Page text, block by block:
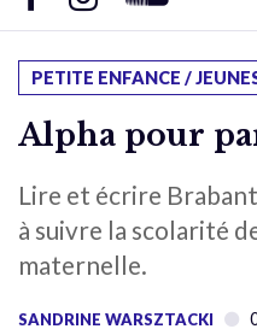
PETITE ENFANCE /
Alpha pour
Lire et écrire
à suivre la scolarité
maternelle.
SANDRINE WARSZTACKI